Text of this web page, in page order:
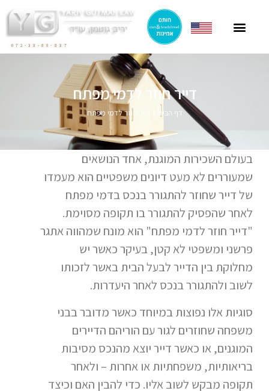
072-33-80-837
דייר חוזר לדמי מפתח
דף הבית דייר חוזר לדמי מפתח
בעולם השכירות המוגנת, אחד הנושאים
שמעוררים לא מעט דיונים משפטיים הוא מעמדו
של דייר שחוזר להתגורר בנכס בדמי מפתח
לאחר שהפסיק להתגורר בו תקופה מסוימת.
"דייר חוזר לדמי מפתח" הוא מונח שמהווה אתגר
פרשני ומשפטי לא קטן, בעיקר כאשר יש
מחלוקת בין הדייר לבעל הבית באשר לזכותו
לשוב ולהתגורר בנכס לאחר היעדרות.
סוגיות אלו נפוצות במיוחד כאשר מדובר בבני
משפחה שחוזרים לגור עם הוריהם הדיירים
המוגנים, או כאשר דייר יוצא מהנכס מסיבות
בריאותיות, משפחתיות או אחרות – ולאחר
תקופה מבקש לשוב אליו. כדי להבין האם וכיצד